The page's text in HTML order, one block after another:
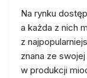
Na rynku
a każda z nich
z
znana ze
w produkcji